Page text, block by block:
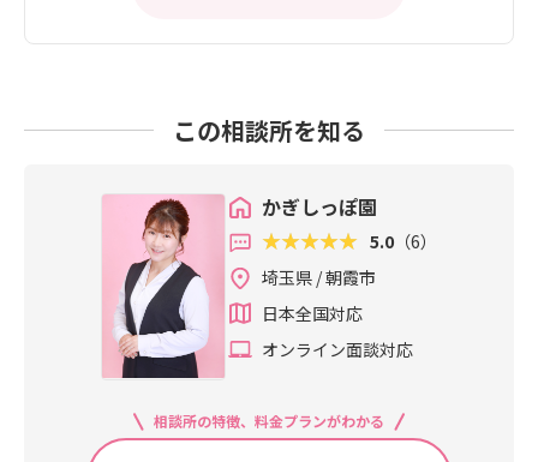
この相談所を知る
かぎしっぽ園
5.0 （6）
埼玉県 / 朝霞市
日本全国対応
オンライン面談対応
相談所の特徴、料金プランがわかる